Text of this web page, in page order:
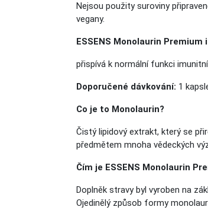
Nejsou použity suroviny
vegany.
ESSENS Monolaurin Premium
přispívá k normální funkci
Doporučené dávkování: 1
Co je to Monolaurin?
Čistý lipidový extrakt, který se
předmětem mnoha vědeckých
Čím je ESSENS Monolaurin
Doplněk stravy byl vyroben na
Ojedinělý způsob formy